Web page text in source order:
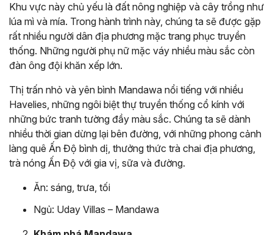
Khu vực này chủ yếu là đất nông nghiệp và cây trồng như
lúa mì và mía. Trong hành trình này, chúng ta sẽ được gặp
rất nhiều người dân địa phương mặc trang phục truyền
thống. Những người phụ nữ mặc váy nhiều màu sắc còn
đàn ông đội khăn xếp lớn.
Thị trấn nhỏ và yên bình Mandawa nổi tiếng với nhiều
Havelies, những ngôi biệt thự truyền thống cổ kính với
những bức tranh tường đầy màu sắc. Chúng ta sẽ dành
nhiều thời gian dừng lại bên đường, với những phong cảnh
làng quê Ấn Độ bình dị, thưởng thức trà chai địa phương,
trà nóng Ấn Độ với gia vị, sữa và đường.
Ăn: sáng, trưa, tối
Ngủ: Uday Villas – Mandawa